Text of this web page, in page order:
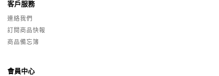
客戶服務
連絡我們
訂閱商品快報
商品備忘簿
會員中心